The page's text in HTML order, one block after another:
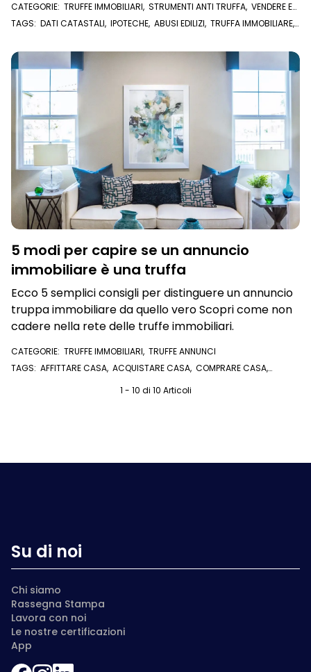
CATEGORIE: TRUFFE IMMOBILIARI, STRUMENTI ANTI TRUFFA, VENDERE E
COMPRARE CASA
TAGS: DATI CATASTALI, IPOTECHE, ABUSI EDILIZI, TRUFFA IMMOBILIARE,
5 modi per capire se un annuncio
immobiliare è una truffa
Ecco 5 semplici consigli per distinguere un annuncio
truppa immobiliare da quello vero Scopri come non
cadere nella rete delle truffe immobiliari.
CATEGORIE: TRUFFE IMMOBILIARI, TRUFFE ANNUNCI
TAGS: AFFITTARE CASA, ACQUISTARE CASA, COMPRARE CASA,
1 - 10 di 10 Articoli
Su di noi
Chi siamo
Rassegna Stampa
Lavora con noi
Le nostre certificazioni
App